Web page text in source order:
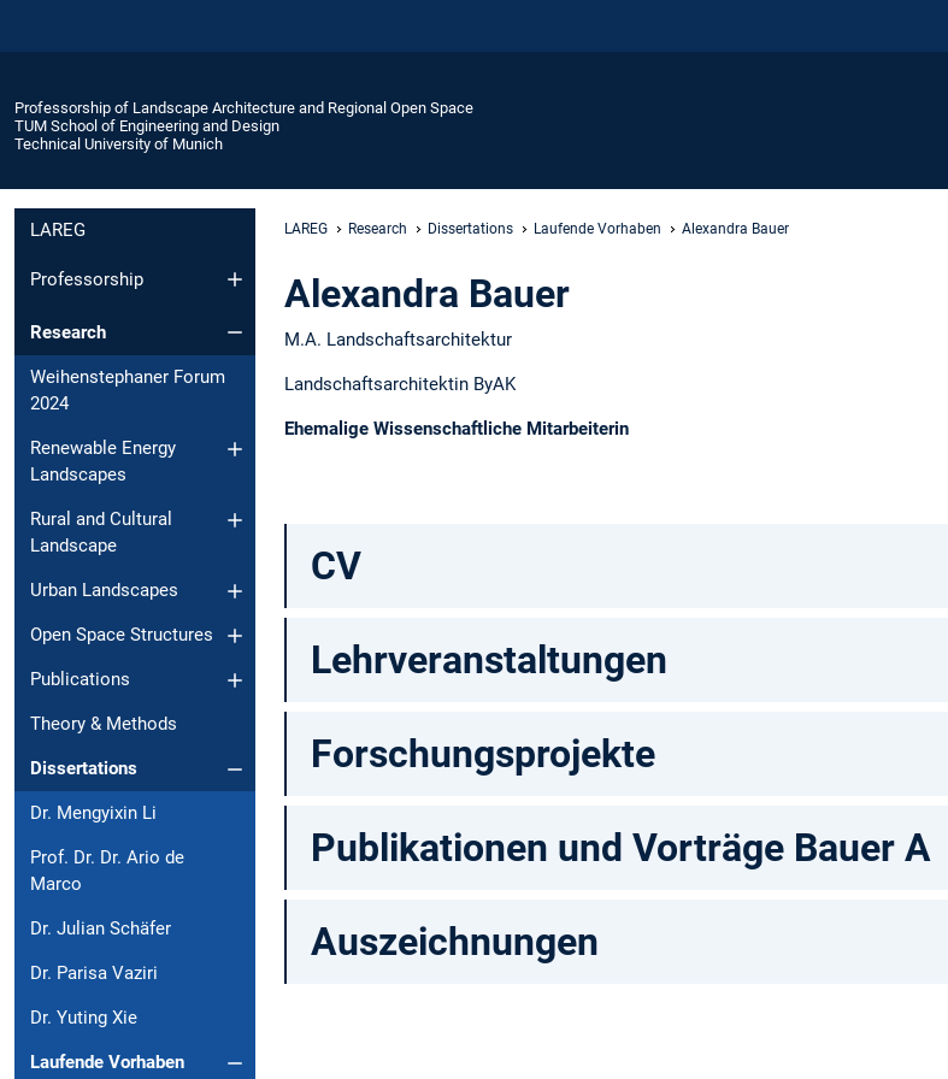
Professorship of Landscape Architecture and Regional Open Space
TUM School of Engineering and Design
Technical University of Munich
LAREG
Professorship
Research
Weihenstephaner Forum
2024
Renewable Energy
Landscapes
Rural and Cultural
Landscape
Urban Landscapes
Open Space Structures
Publications
Theory & Methods
Dissertations
Dr. Mengyixin Li
Prof. Dr. Dr. Ario de
Marco
Dr. Julian Schäfer
Dr. Parisa Vaziri
Dr. Yuting Xie
Laufende Vorhaben
LAREG Research Dissertations Laufende Vorhaben Alexandra Bauer
Alexandra Bauer
M.A. Landschaftsarchitektur
Landschaftsarchitektin ByAK
Ehemalige Wissenschaftliche Mitarbeiterin
CV
Lehrveranstaltungen
Forschungsprojekte
Publikationen und Vorträge Bauer A
Auszeichnungen